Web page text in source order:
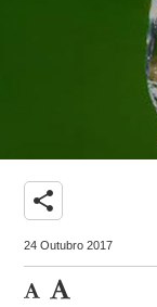
share
24 Outubro 2017